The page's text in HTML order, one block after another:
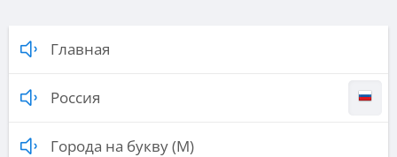
Главная
Россия
Города на букву (М)